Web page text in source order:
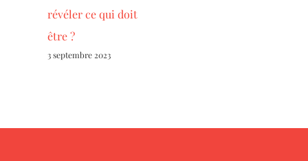
révéler ce qui doit
être ?
3 septembre 2023